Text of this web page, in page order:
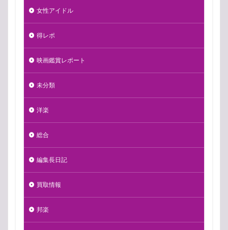
女性アイドル
得レポ
映画鑑賞レポート
未分類
洋楽
総合
編集長日記
買取情報
邦楽